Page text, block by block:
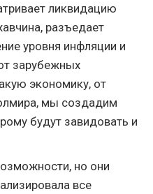
ликвидацию
разъедает
уровня инфляции и
зарубежных
экономику, от
мы создадим
будут завидовать и
но они
все